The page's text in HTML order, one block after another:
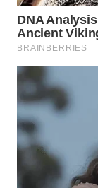
WN
PRIANGAN
SEMARANG
WN
SOLO